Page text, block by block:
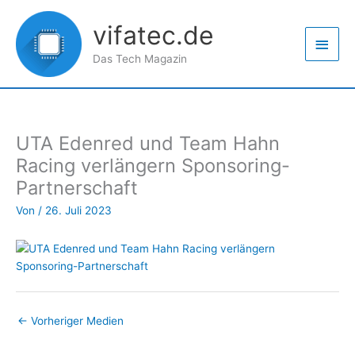
Inhalt
springen
vifatec.de
Das Tech Magazin
UTA Edenred und Team Hahn
Racing verlängern Sponsoring-
Partnerschaft
Von / 26. Juli 2023
← Vorheriger Medien